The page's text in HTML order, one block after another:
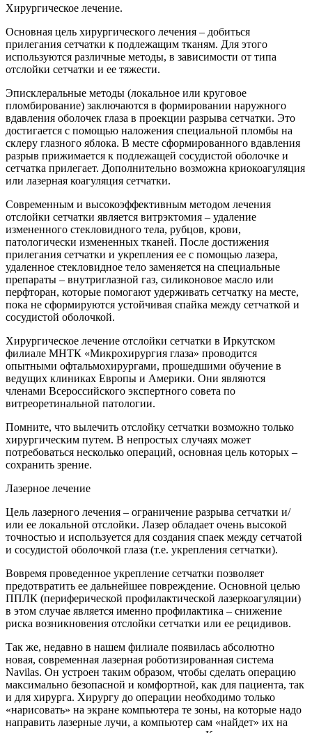
Хирургическое лечение.
Основная цель хирургического лечения – добиться
прилегания сетчатки к подлежащим тканям. Для этого
используются различные методы, в зависимости от типа
отслойки сетчатки и ее тяжести.
Эписклеральные методы (локальное или круговое
пломбирование) заключаются в формировании наружного
вдавления оболочек глаза в проекции разрыва сетчатки. Это
достигается с помощью наложения специальной пломбы на
склеру глазного яблока. В месте сформированного вдавления
разрыв прижимается к подлежащей сосудистой оболочке и
сетчатка прилегает. Дополнительно возможна криокоагуляция
или лазерная коагуляция сетчатки.
Современным и высокоэффективным методом лечения
отслойки сетчатки является витрэктомия – удаление
измененного стекловидного тела, рубцов, крови,
патологически измененных тканей. После достижения
прилегания сетчатки и укрепления ее с помощью лазера,
удаленное стекловидное тело заменяется на специальные
препараты – внутриглазной газ, силиконовое масло или
перфторан, которые помогают удерживать сетчатку на месте,
пока не сформируются устойчивая спайка между сетчаткой и
сосудистой оболочкой.
Хирургическое лечение отслойки сетчатки в Иркутском
филиале МНТК «Микрохирургия глаза» проводится
опытными офтальмохирургами, прошедшими обучение в
ведущих клиниках Европы и Америки. Они являются
членами Всероссийского экспертного совета по
витреоретинальной патологии.
Помните, что вылечить отслойку сетчатки возможно только
хирургическим путем. В непростых случаях может
потребоваться несколько операций, основная цель которых –
сохранить зрение.
Лазерное лечение
Цель лазерного лечения – ограничение разрыва сетчатки и/
или ее локальной отслойки. Лазер обладает очень высокой
точностью и используется для создания спаек между сетчатой
и сосудистой оболочкой глаза (т.е. укрепления сетчатки).
Вовремя проведенное укрепление сетчатки позволяет
предотвратить ее дальнейшее повреждение. Основной целью
ППЛК (периферической профилактической лазеркоагуляции)
в этом случае является именно профилактика – снижение
риска возникновения отслойки сетчатки или ее рецидивов.
Так же, недавно в нашем филиале появилась абсолютно
новая, современная лазерная роботизированная система
Navilas. Он устроен таким образом, чтобы сделать операцию
максимально безопасной и комфортной, как для пациента, так
и для хирурга. Хирургу до операции необходимо только
«нарисовать» на экране компьютера те зоны, на которые надо
направить лазерные лучи, а компьютер сам «найдет» их на